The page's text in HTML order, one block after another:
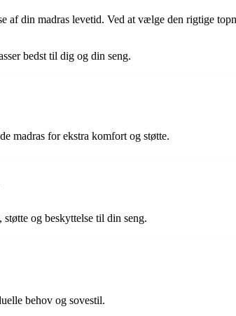
din madras levetid. Ved at vælge den rigtige
bedst til dig og din seng.
madras for ekstra komfort og støtte.
og beskyttelse til din seng.
behov og sovestil.